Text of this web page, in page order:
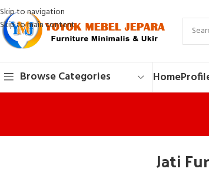
Skip to navigation
Skip to main content
Browse Categories Home
Jati